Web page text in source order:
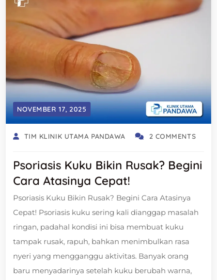
NOVEMBER 17, 2025
TIM KLINIK UTAMA PANDAWA 2 COMMENTS
Psoriasis Kuku Bikin Rusak? Begini
Cara Atasinya Cepat!
Psoriasis Kuku Bikin Rusak? Begini Cara Atasinya
Cepat! Psoriasis kuku sering kali dianggap masalah
ringan, padahal kondisi ini bisa membuat kuku
tampak rusak, rapuh, bahkan menimbulkan rasa
nyeri yang mengganggu aktivitas. Banyak orang
baru menyadarinya setelah kuku berubah warna,